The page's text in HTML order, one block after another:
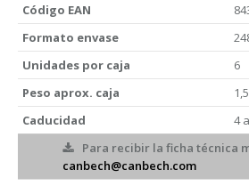
Código EAN
Formato envase
Unidades por caja
6
Peso aprox. caja
Caducidad
4
Para recibir la ficha técnica
canbech@canbech.com